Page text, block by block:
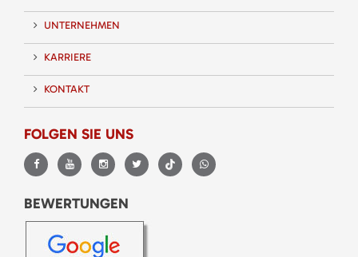
UNTERNEHMEN
KARRIERE
KONTAKT
FOLGEN SIE UNS
BEWERTUNGEN